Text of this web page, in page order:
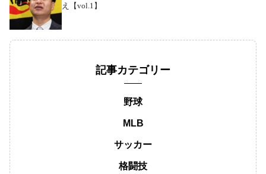
え【vol.1】
記事カテゴリー
野球
MLB
サッカー
格闘技